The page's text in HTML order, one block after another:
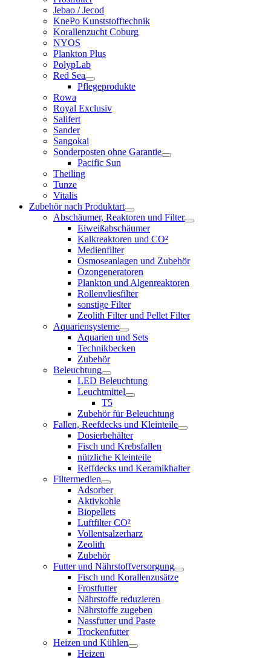
Jebao / Jecod
KnePo Kunststofftechnik
Korallenzucht Coburg
NYOS
Plankton Plus
PolypLab
Red Sea
Pflegeprodukte
Rowa
Royal Exclusiv
Salifert
Sander
Sangokai
Sonderposten ohne Garantie
Pacific Sun
Theiling
Tunze
Vitalis
Zubehör nach Produktart
Abschäumer, Reaktoren und Filter
Eiweißabschäumer
Kalkreaktoren und CO²
Medienfilter
Osmoseanlagen und Zubehör
Ozongeneratoren
Plankton und Algenreaktoren
Rollenvliesfilter
sonstige Filter
Zeolith Filter und Pellet Filter
Aquariensysteme
Aquarien und Sets
Technikbecken
Zubehör
Beleuchtung
LED Beleuchtung
Leuchtmittel
T5
Zubehör für Beleuchtung
Fallen, Reefdecks und Kleinteile
Dosierbehälter
Fisch und Krebsfallen
nützliche Kleinteile
Reffdecks und Keramikhalter
Filtermedien
Adsorber
Aktivkohle
Biopellets
Luftfilter CO²
Vollentsalzerharz
Zeolith
Zubehör
Futter und Nährstoffversorgung
Fisch und Korallenzusätze
Frostfutter
Nährstoffe reduzieren
Nährstoffe zugeben
Nassfutter und Paste
Trockenfutter
Heizen und Kühlen
Heizen